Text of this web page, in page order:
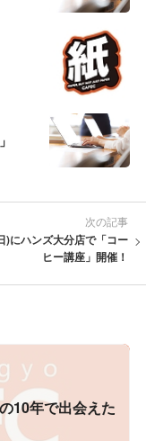
次の記事
)にハンズ大分店で「コー
ヒー講座」開催！
10年で出会えた